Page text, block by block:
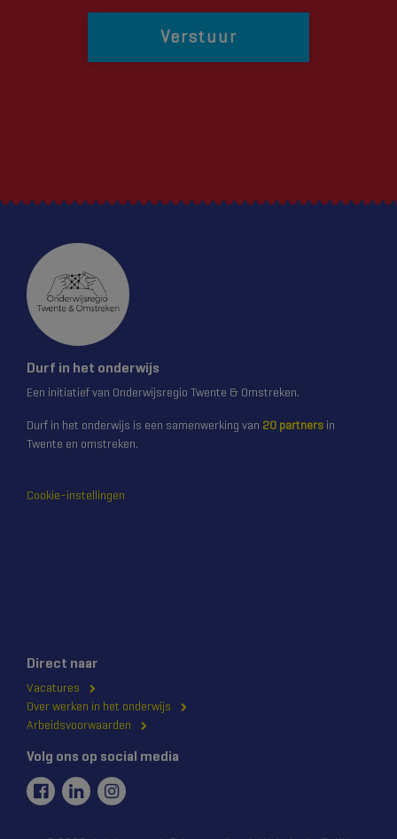
Durf in het onderwijs
Een initiatief van Onderwijsregio Twente & Omstreken.
Durf in het onderwijs is een samenwerking van 20 partners in
Twente en omstreken.
Cookie-instellingen
Direct naar
Vacatures
Over werken in het onderwijs
Arbeidsvoorwaarden
Volg ons op social media